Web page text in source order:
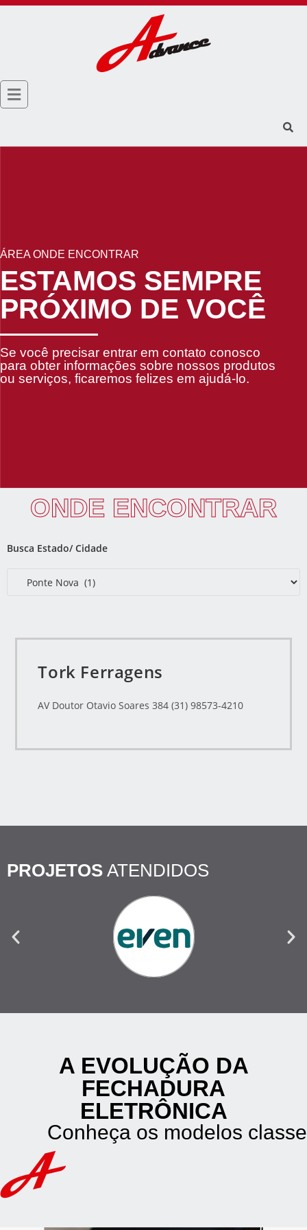
ÁREA ONDE ENCONTRAR
ESTAMOS SEMPRE
PRÓXIMO DE VOCÊ
Se você precisar entrar em contato conosco
para obter informações sobre nossos produtos
ou serviços, ficaremos felizes em ajudá-lo.
ONDE ENCONTRAR
Busca Estado/ Cidade
Tork Ferragens
AV Doutor Otavio Soares 384 (31) 98573-4210
PROJETOS ATENDIDOS
A EVOLUÇÃO DA
FECHADURA
ELETRÔNICA
Conheça os modelos classe